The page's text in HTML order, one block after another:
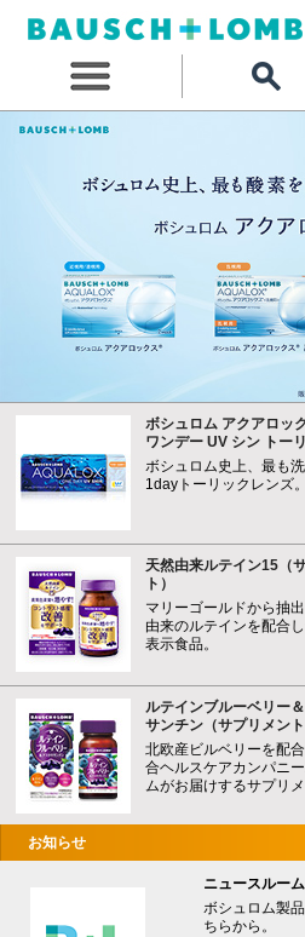
ボシュロム アクアロッ
ワンデー UV シン トー
ボシュロム史上、最も
1dayトーリックレンズ。
天然由来ルテイン15（
ト）
マリーゴールドから抽
由来のルテインを配合
表示食品。
ルテインブルーベリー
サンチン（サプリメント
北欧産ビルベリーを配
合ヘルスケアカンパニ
ムがお届けするサプリ
お知らせ
ニュースルーム
ボシュロム製
ちらから。